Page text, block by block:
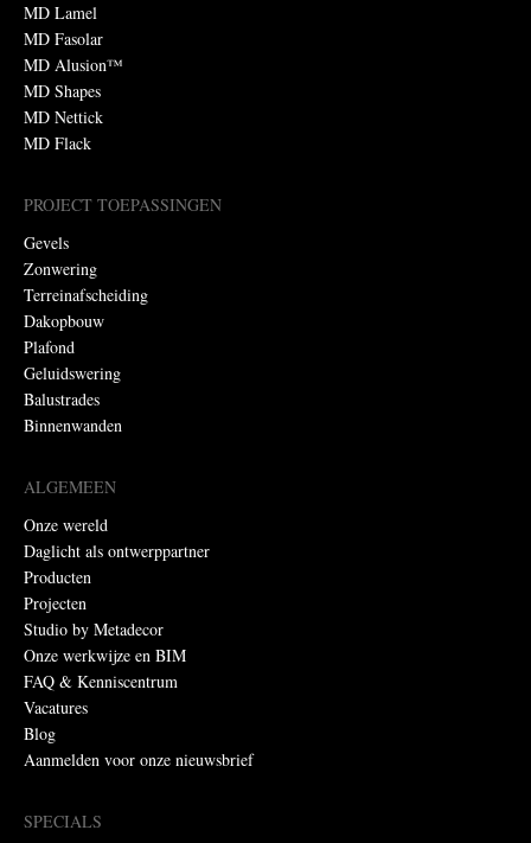
MD Lamel
MD Fasolar
MD Alusion™
MD Shapes
MD Nettick
MD Flack
PROJECT TOEPASSINGEN
Gevels
Zonwering
Terreinafscheiding
Dakopbouw
Plafond
Geluidswering
Balustrades
Binnenwanden
ALGEMEEN
Onze wereld
Daglicht als ontwerppartner
Producten
Projecten
Studio by Metadecor
Onze werkwijze en BIM
FAQ & Kenniscentrum
Vacatures
Blog
Aanmelden voor onze nieuwsbrief
SPECIALS